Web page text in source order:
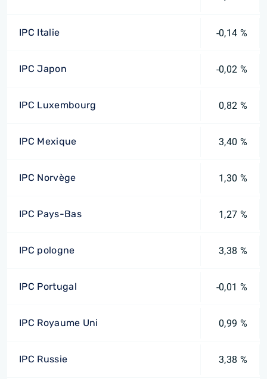
IPC Italie -0,14 %
IPC Japon -0,02 %
IPC Luxembourg 0,82 %
IPC Mexique 3,40 %
IPC Norvège 1,30 %
IPC Pays-Bas 1,27 %
IPC pologne 3,38 %
IPC Portugal -0,01 %
IPC Royaume Uni 0,99 %
IPC Russie 3,38 %